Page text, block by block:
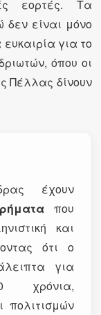
εορτές. Τα
δεν είναι μόνο
για το
όπου οι
Πέλλας δίνουν
έχουν
που
και
ότι ο
για
χρόνια,
πολιτισμών